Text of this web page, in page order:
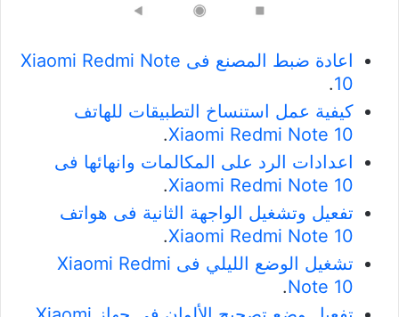
اعادة ضبط المصنع فى Xiaomi Redmi Note
10
.
كيفية عمل استنساخ التطبيقات للهاتف
Xiaomi Redmi Note 10
.
اعدادات الرد على المكالمات وانهائها فى
Xiaomi Redmi Note 10
.
تفعيل وتشغيل الواجهة الثانية فى هواتف
Xiaomi Redmi Note 10
.
تشغيل الوضع الليلي فى Xiaomi Redmi
Note 10
.